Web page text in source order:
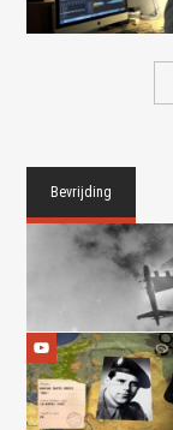
Bevrijding